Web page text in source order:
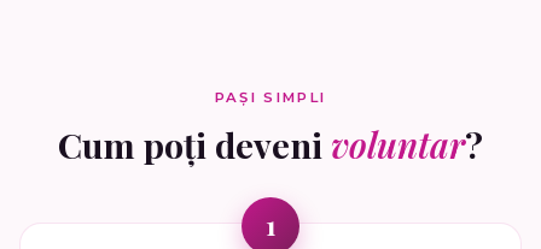
PAȘI SIMPLI
Cum poți deveni voluntar?
1